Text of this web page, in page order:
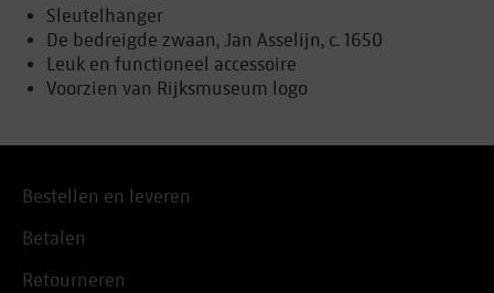
Sleutelhanger
De bedreigde zwaan, Jan Asselijn, c. 1650
Leuk en functioneel accessoire
Voorzien van Rijksmuseum logo
Bestellen en leveren
Betalen
Retourneren